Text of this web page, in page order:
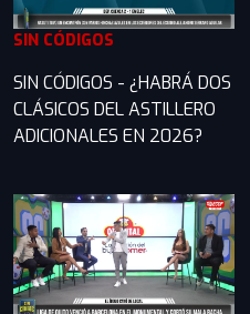
SIN CÓDIGOS
SIN CÓDIGOS - ¿HABRÁ DOS
CLÁSICOS DEL ASTILLERO
ADICIONALES EN 2026?